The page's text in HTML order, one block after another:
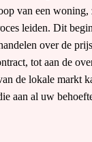
van een woning,
leiden. Dit
over de
tot aan de
de lokale markt
aan al uw